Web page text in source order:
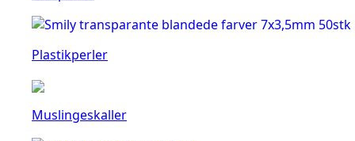
Plastikperler
Muslingeskaller